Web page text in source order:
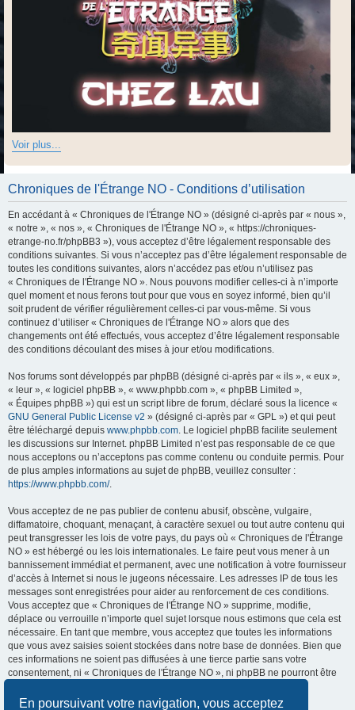
En poursuivant votre navigation, vous acceptez
Voir plus...
Chroniques de l'Étrange NO - Conditions d’utilisation
En accédant à « Chroniques de l'Étrange NO » (désigné ci-après par « nous »,
« notre », « nos », « Chroniques de l'Étrange NO », « https://chroniques-
etrange-no.fr/phpBB3 »), vous acceptez d’être légalement responsable des
conditions suivantes. Si vous n’acceptez pas d’être légalement responsable de
toutes les conditions suivantes, alors n’accédez pas et/ou n’utilisez pas
« Chroniques de l'Étrange NO ». Nous pouvons modifier celles-ci à n’importe
quel moment et nous ferons tout pour que vous en soyez informé, bien qu’il
soit prudent de vérifier régulièrement celles-ci par vous-même. Si vous
continuez d’utiliser « Chroniques de l'Étrange NO » alors que des
changements ont été effectués, vous acceptez d’être légalement responsable
des conditions découlant des mises à jour et/ou modifications.
Nos forums sont développés par phpBB (désigné ci-après par « ils », « eux »,
« leur », « logiciel phpBB », « www.phpbb.com », « phpBB Limited »,
« Équipes phpBB ») qui est un script libre de forum, déclaré sous la licence «
GNU General Public License v2 » (désigné ci-après par « GPL ») et qui peut
être téléchargé depuis www.phpbb.com . Le logiciel phpBB facilite seulement
les discussions sur Internet. phpBB Limited n’est pas responsable de ce que
nous acceptons ou n’acceptons pas comme contenu ou conduite permis. Pour
de plus amples informations au sujet de phpBB, veuillez consulter :
https://www.phpbb.com/.
Vous acceptez de ne pas publier de contenu abusif, obscène, vulgaire,
diffamatoire, choquant, menaçant, à caractère sexuel ou tout autre contenu qui
peut transgresser les lois de votre pays, du pays où « Chroniques de l'Étrange
NO » est hébergé ou les lois internationales. Le faire peut vous mener à un
bannissement immédiat et permanent, avec une notification à votre fournisseur
d’accès à Internet si nous le jugeons nécessaire. Les adresses IP de tous les
messages sont enregistrées pour aider au renforcement de ces conditions.
Vous acceptez que « Chroniques de l'Étrange NO » supprime, modifie,
déplace ou verrouille n’importe quel sujet lorsque nous estimons que cela est
nécessaire. En tant que membre, vous acceptez que toutes les informations
que vous avez saisies soient stockées dans notre base de données. Bien que
ces informations ne soient pas diffusées à une tierce partie sans votre
consentement, ni « Chroniques de l'Étrange NO », ni phpBB ne pourront être
compromettre les données.